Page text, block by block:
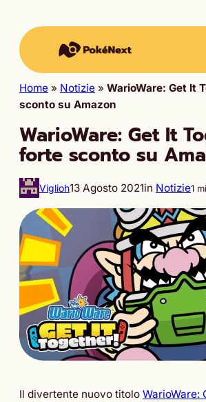
Home » Notizie » WarioWare: Get It
sconto su Amazon
WarioWare: Get It
forte sconto su
Viglioh13 Agosto 2021in Notizie1
Il divertente nuovo titolo WarioWare: